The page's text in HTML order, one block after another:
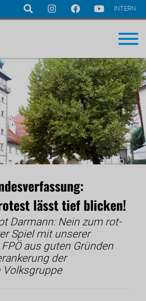
INTERN
lässt tief blicken!
Darmann: Nein zum rot-
Spiel mit unserer
aus guten Gründen
der